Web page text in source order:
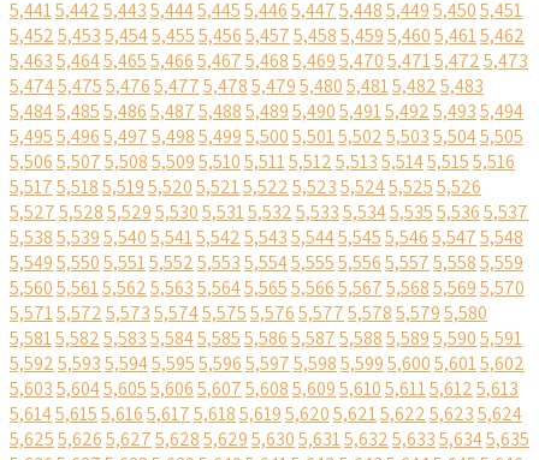
5,4415,4425,4435,4445,4455,4465,4475,4485,4495,4505,451
5,4525,4535,4545,4555,4565,4575,4585,4595,4605,4615,462
5,4635,4645,4655,4665,4675,4685,4695,4705,4715,4725,473
5,4745,4755,4765,4775,4785,4795,4805,4815,4825,483
5,4845,4855,4865,4875,4885,4895,4905,4915,4925,4935,494
5,4955,4965,4975,4985,4995,5005,5015,5025,5035,5045,505
5,5065,5075,5085,5095,5105,5115,5125,5135,5145,5155,516
5,5175,5185,5195,5205,5215,5225,5235,5245,5255,526
5,5275,5285,5295,5305,5315,5325,5335,5345,5355,5365,537
5,5385,5395,5405,5415,5425,5435,5445,5455,5465,5475,548
5,5495,5505,5515,5525,5535,5545,5555,5565,5575,5585,559
5,5605,5615,5625,5635,5645,5655,5665,5675,5685,5695,570
5,5715,5725,5735,5745,5755,5765,5775,5785,5795,580
5,5815,5825,5835,5845,5855,5865,5875,5885,5895,5905,591
5,5925,5935,5945,5955,5965,5975,5985,5995,6005,6015,602
5,6035,6045,6055,6065,6075,6085,6095,6105,6115,6125,613
5,6145,6155,6165,6175,6185,6195,6205,6215,6225,6235,624
5,6255,6265,6275,6285,6295,6305,6315,6325,6335,6345,635